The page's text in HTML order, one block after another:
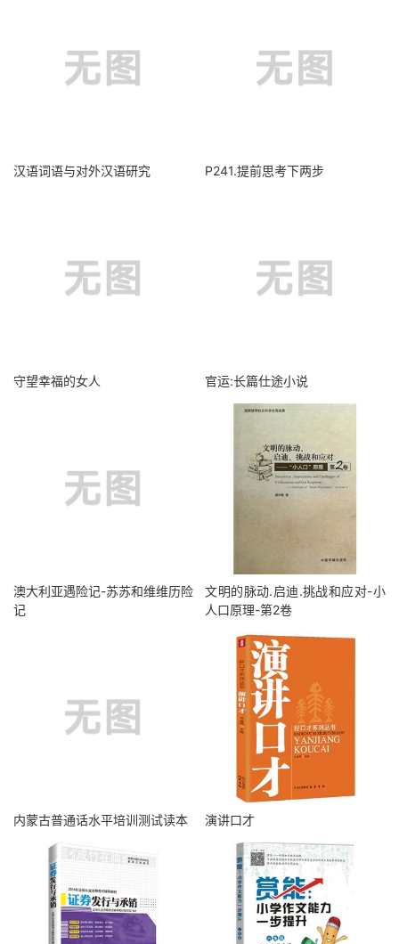
汉语词语与对外汉语研究 P241.提前思考下两步
守望幸福的女人 官运:长篇仕途小说
澳大利亚遇险记-苏苏和维维历险
记
文明的脉动.启迪.挑战和应对-小
人口原理-第2卷
内蒙古普通话水平培训测试读本 演讲口才